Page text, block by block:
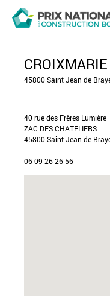
CROIXMARIE
45800 Saint Jean de
40 rue des Frères Lumière
ZAC DES CHATELIERS
45800 Saint Jean de
06 09 26 26 56